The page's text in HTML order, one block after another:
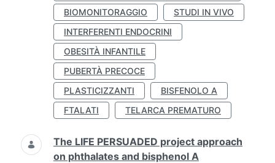
BIOMONITORAGGIO
STUDI IN VIVO
INTERFERENTI ENDOCRINI
OBESITÀ INFANTILE
PUBERTÀ PRECOCE
PLASTICIZZANTI
BISFENOLO A
FTALATI
TELARCA PREMATURO
The LIFE PERSUADED project approach
on phthalates and bisphenol A